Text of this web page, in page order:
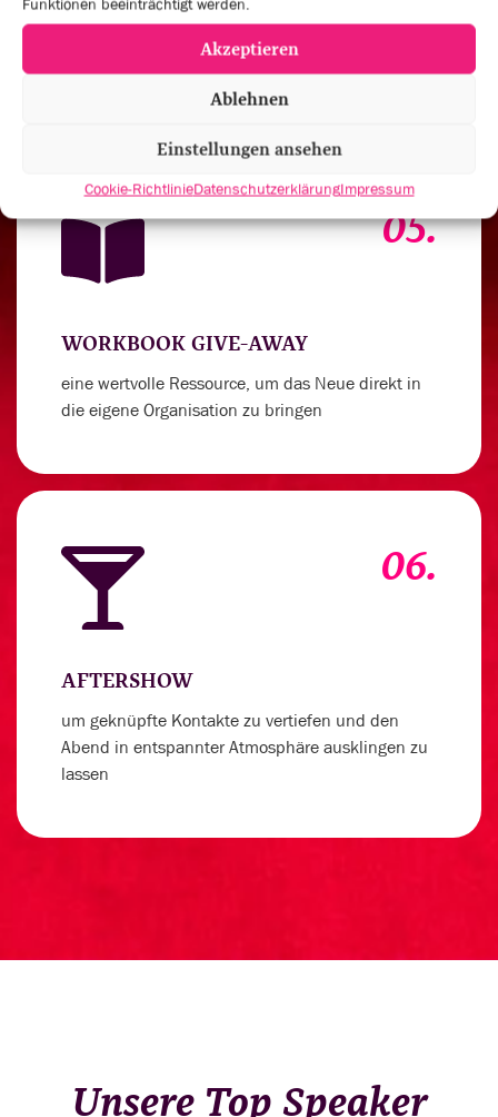
Akzeptieren
Ablehnen
Einstellungen ansehen
Cookie-RichtlinieDatenschutzerklärungImpressum
Leistungen anzukurbeln
05.
WORKBOOK GIVE-AWAY
eine wertvolle Ressource, um das Neue direkt in
die eigene Organisation zu bringen
06.
AFTERSHOW
um geknüpfte Kontakte zu vertiefen und den
Abend in entspannter Atmosphäre ausklingen zu
lassen
Unsere Top Speaker